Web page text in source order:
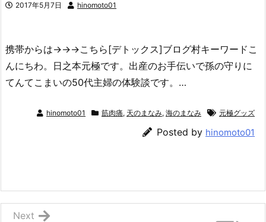
2017年5月7日 hinomoto01
携帯からは→→→こちら[デトックス]ブログ村キーワードこ
んにちわ。日之本元極です。出産のお手伝いで孫の守りに
てんてこまいの50代主婦の体験談です。…
hinomoto01 筋肉痛, 天のまなみ, 海のまなみ 元極グッズ
Posted by hinomoto01
Next